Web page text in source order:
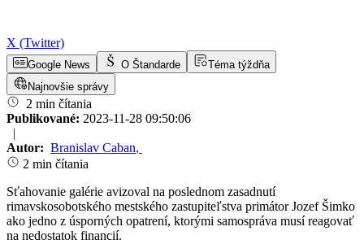
X (Twitter)
Google News O Štandarde
Téma týždňa
Najnovšie správy
2 min čítania
Publikované: 2023-11-28 09:50:06
|
Autor: Branislav Caban,
2 min čítania
Sťahovanie galérie avizoval na poslednom zasadnutí
rimavskosobotského mestského zastupiteľstva primátor Jozef Šimko
ako jedno z úsporných opatrení, ktorými samospráva musí reagovať
na nedostatok financií.